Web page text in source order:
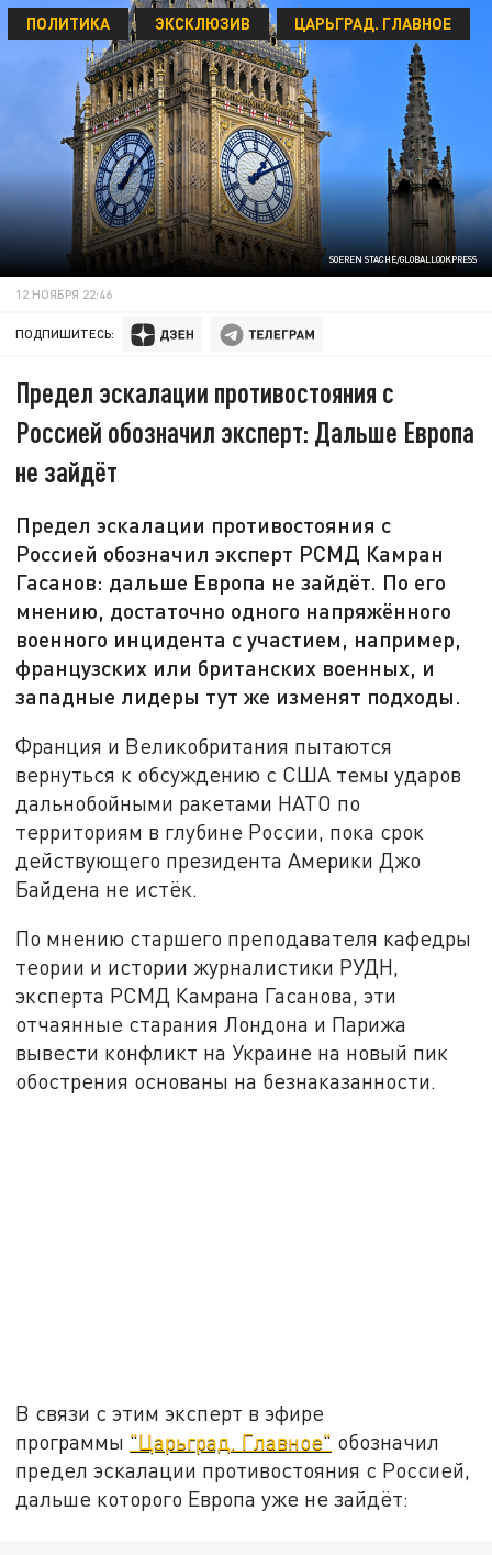
SOEREN STACHE/GLOBALLOOKPRESS
ПОЛИТИКА ЭКСКЛЮЗИВ ЦАРЬГРАД. ГЛАВНОЕ
12 НОЯБРЯ 22:46
ПОДПИШИТЕСЬ:
Предел эскалации противостояния с
Россией обозначил эксперт: Дальше Европа
не зайдёт
Предел эскалации противостояния с
Россией обозначил эксперт РСМД Камран
Гасанов: дальше Европа не зайдёт. По его
мнению, достаточно одного напряжённого
военного инцидента с участием, например,
французских или британских военных, и
западные лидеры тут же изменят подходы.
Франция и Великобритания пытаются
вернуться к обсуждению с США темы ударов
дальнобойными ракетами НАТО по
территориям в глубине России, пока срок
действующего президента Америки Джо
Байдена не истёк.
По мнению старшего преподавателя кафедры
теории и истории журналистики РУДН,
эксперта РСМД Камрана Гасанова, эти
отчаянные старания Лондона и Парижа
вывести конфликт на Украине на новый пик
обострения основаны на безнаказанности.
В связи с этим эксперт в эфире
программы "Царьград. Главное" обозначил
предел эскалации противостояния с Россией,
дальше которого Европа уже не зайдёт: